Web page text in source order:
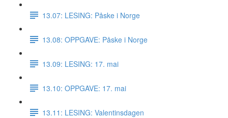
13.07: LESING: Påske i Norge
13.08: OPPGAVE: Påske i Norge
13.09: LESING: 17. mai
13.10: OPPGAVE: 17. mai
13.11: LESING: Valentinsdagen